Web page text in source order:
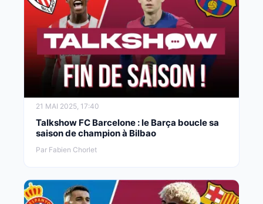
21 MAI 2025, 17:40
Talkshow FC Barcelone : le Barça boucle sa
saison de champion à Bilbao
Par Fabien Chorlet